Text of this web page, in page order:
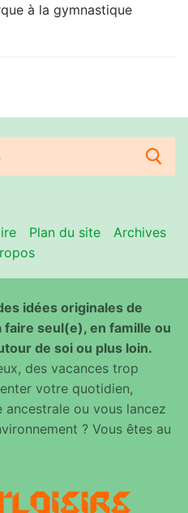
à la gymnastique
Plan du site
Archives
idées originales de
seul(e), en famille ou
de soi ou plus loin.
des vacances trop
votre quotidien,
ou vous lancez
? Vous êtes au